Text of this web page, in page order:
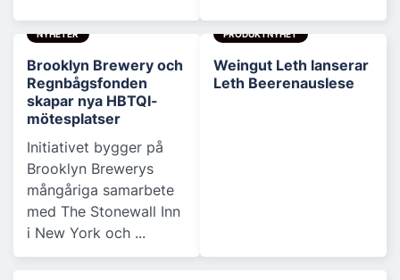
NYHETER
Brooklyn Brewery och
Regnbågsfonden
skapar nya HBTQI-
mötesplatser
Initiativet bygger på
Brooklyn Brewerys
mångåriga samarbete
med The Stonewall Inn
i New York och ...
PRODUKTNYHET
Weingut Leth lanserar
Leth Beerenauslese